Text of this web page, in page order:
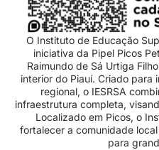
O Instituto de Educação
iniciativa da Pipel Picos
Raimundo de Sá Urtiga
interior do Piauí. Criado para
regional, o IESRSA
infraestrutura completa,
Localizado em Picos, o
fortalecer a comunidade
para